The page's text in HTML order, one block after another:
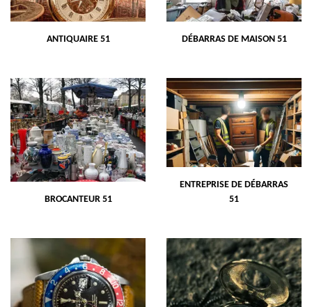
ANTIQUAIRE 51 DÉBARRAS DE MAISON 51
BROCANTEUR 51
ENTREPRISE DE DÉBARRAS
51